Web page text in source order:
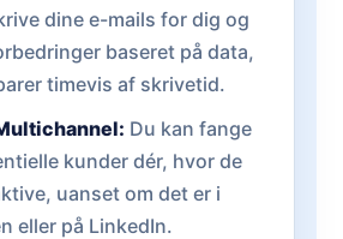
dine e-mails for dig og
baseret på data,
timevis af skrivetid.
Du kan fange
kunder dér, hvor de
uanset om det er i
eller på LinkedIn.